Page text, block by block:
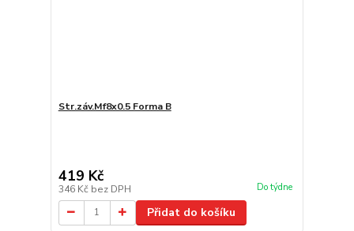
Str.záv.Mf8x0.5 Forma B
419 Kč
346 Kč bez DPH Do týdne
Přidat do košíku